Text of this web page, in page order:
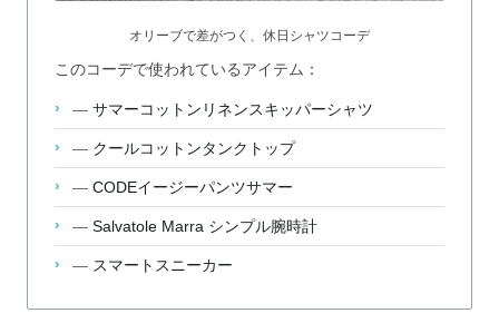
オリーブで差がつく、休日シャツコーデ
このコーデで使われているアイテム：
— サマーコットンリネンスキッパーシャツ
— クールコットンタンクトップ
— CODEイージーパンツサマー
— Salvatole Marra シンプル腕時計
— スマートスニーカー